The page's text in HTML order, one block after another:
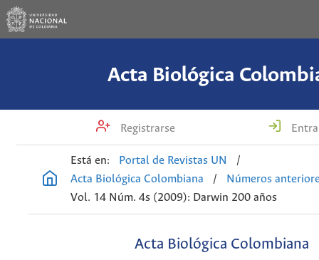
Acta Biológica
Registrarse
Está en: Portal de Revistas UN
/
Acta Biológica Colombiana
/
Números
Vol. 14 Núm. 4s (2009): Darwin 200 años
Acta Biológica Colombiana